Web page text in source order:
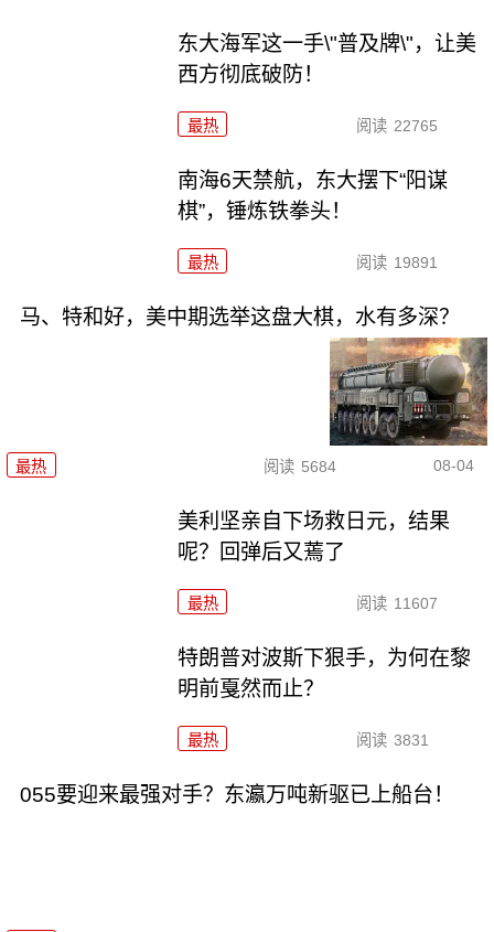
东大海军这一手\"普及牌\"，让美
西方彻底破防！
最热 阅读 22765
南海6天禁航，东大摆下“阳谋
棋”，锤炼铁拳头！
最热 阅读 19891
马、特和好，美中期选举这盘大棋，水有多深？
最热 阅读 5684 08-04
美利坚亲自下场救日元，结果
呢？回弹后又蔫了
最热 阅读 11607
特朗普对波斯下狠手，为何在黎
明前戛然而止？
最热 阅读 3831
055要迎来最强对手？东瀛万吨新驱已上船台！